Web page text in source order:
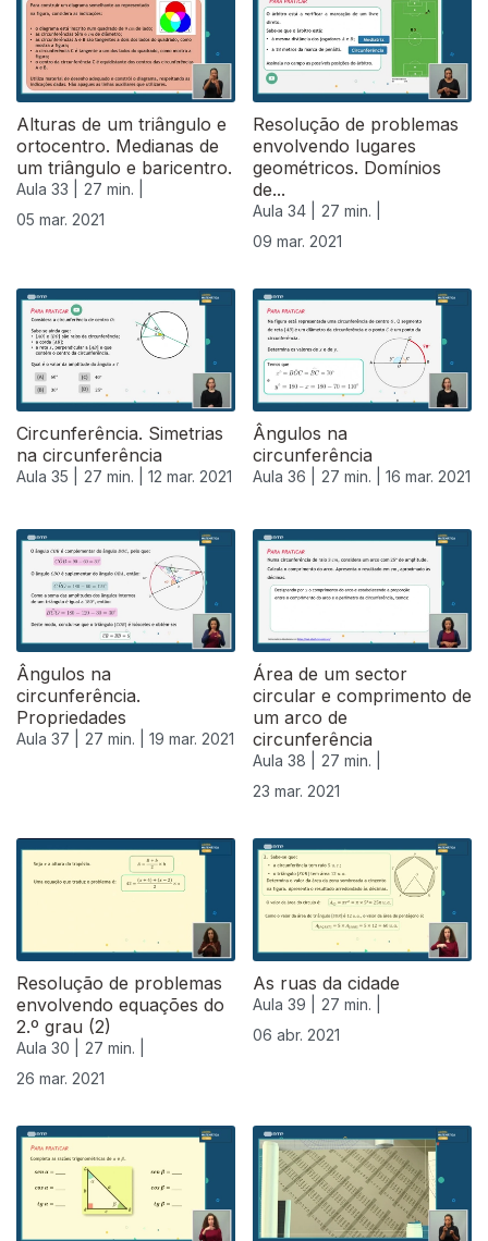
Alturas de um triângulo e
ortocentro. Medianas de
um triângulo e baricentro.
Aula 33 |
27 min. |
05 mar. 2021
Resolução de problemas
envolvendo lugares
geométricos. Domínios
de...
Aula 34 |
27 min. |
09 mar. 2021
Circunferência. Simetrias
na circunferência
Aula 35 | 27 min. | 12 mar. 2021
Ângulos na
circunferência
Aula 36 | 27 min. | 16 mar. 2021
531113
Ângulos na
circunferência.
Propriedades
Aula 37 | 27 min. | 19 mar. 2021
Área de um sector
circular e comprimento de
um arco de
circunferência
Aula 38 |
27 min. |
23 mar. 2021
Resolução de problemas
envolvendo equações do
2.º grau (2)
Aula 30 |
27 min. |
26 mar. 2021
As ruas da cidade
Aula 39 |
27 min. |
06 abr. 2021